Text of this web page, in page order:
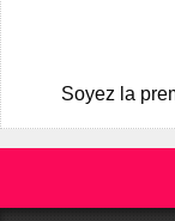
Soyez la